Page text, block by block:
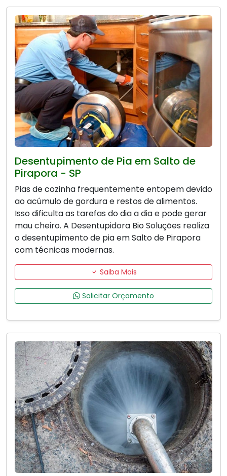
Desentupimento de Pia em Salto de
Pirapora - SP
Pias de cozinha frequentemente entopem devido
ao acúmulo de gordura e restos de alimentos.
Isso dificulta as tarefas do dia a dia e pode gerar
mau cheiro. A Desentupidora Bio Soluções realiza
o desentupimento de pia em Salto de Pirapora
com técnicas modernas.
Saiba Mais
Solicitar Orçamento